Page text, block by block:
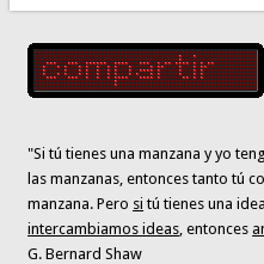
"Si tú tienes una manzana y yo
las manzanas, entonces tanto tú
manzana. Pero si tú tienes una
intercambiamos ideas , entonces
G. Bernard Shaw